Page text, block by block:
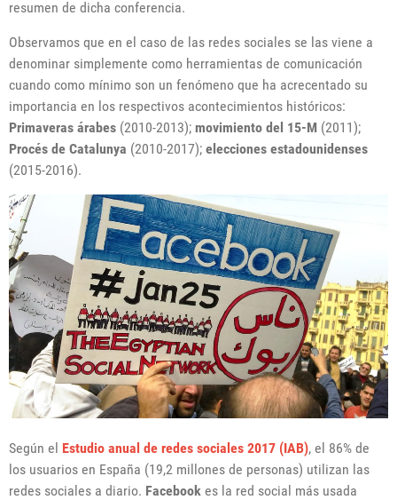
resumen de dicha conferencia.
Observamos que en el caso de las redes sociales se las viene a
denominar simplemente como herramientas de comunicación
cuando como mínimo son un fenómeno que ha acrecentado su
importancia en los respectivos acontecimientos históricos:
Primaveras árabes (2010-2013); movimiento del 15-M (2011);
Procés de Catalunya (2010-2017); elecciones estadounidenses
(2015-2016).
Según el Estudio anual de redes sociales 2017 (IAB), el 86% de
los usuarios en España (19,2 millones de personas) utilizan las
redes sociales a diario. Facebook es la red social más usada